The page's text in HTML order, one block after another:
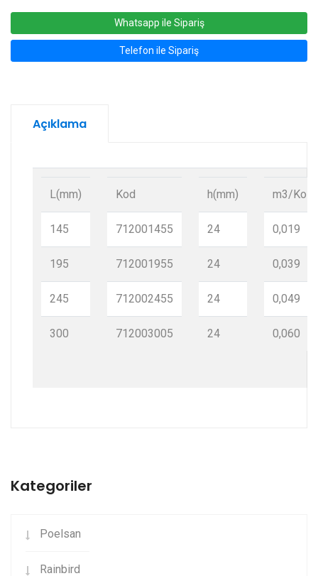
Whatsapp ile Sipariş
Telefon ile Sipariş
Açıklama
L(mm)
145
195
245
300
Kod
712001455
712001955
712002455
712003005
h(mm)
24
24
24
24
m3/Koli
0,019
0,039
0,049
0,060
Kategoriler
Poelsan
Rainbird